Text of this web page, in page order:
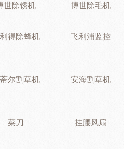
世除锈机 博世除毛机
得除蜂机 飞利浦监控
尔割草机 安海割草机
菜刀 挂腰风扇